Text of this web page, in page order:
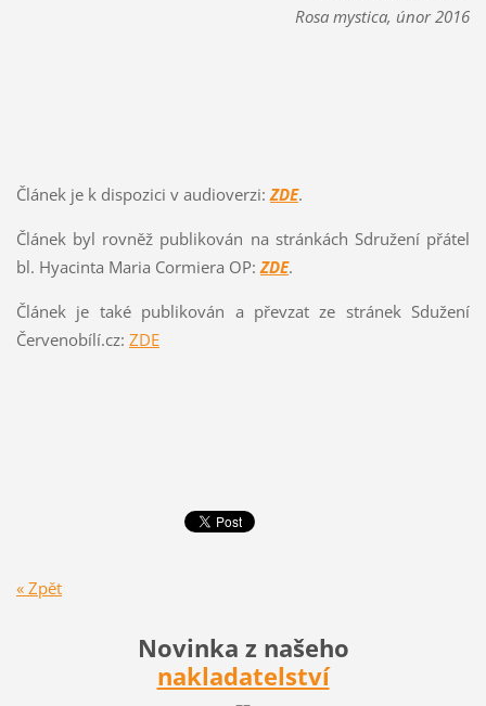
Rosa mystica, únor 2016
Článek je k dispozici v audioverzi:ZDE.
Článek byl rovněž publikován na stránkách Sdružení přátel
bl. Hyacinta Maria Cormiera OP:ZDE.
Článek je také publikován a převzat ze stránek Sdužení
Červenobílí.cz: ZDE
« Zpět
Novinka z našeho
nakladatelství